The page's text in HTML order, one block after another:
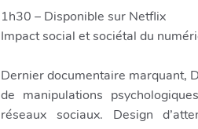
1h30 – Disponible sur Netflix
Impact social et sociétal du
Dernier documentaire marquant,
de manipulations
réseaux sociaux. Design